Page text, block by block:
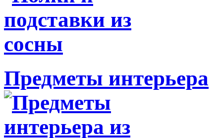
Предметы интерьера